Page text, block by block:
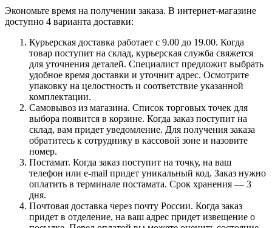
Экономьте время на получении заказа. В интернет-магазине
доступно 4 варианта доставки:
Курьерская доставка работает с 9.00 до 19.00. Когда
товар поступит на склад, курьерская служба свяжется
для уточнения деталей. Специалист предложит выбрать
удобное время доставки и уточнит адрес. Осмотрите
упаковку на целостность и соответствие указанной
комплектации.
Самовывоз из магазина. Список торговых точек для
выбора появится в корзине. Когда заказ поступит на
склад, вам придет уведомление. Для получения заказа
обратитесь к сотруднику в кассовой зоне и назовите
номер.
Постамат. Когда заказ поступит на точку, на ваш
телефон или e-mail придет уникальный код. Заказ нужно
оплатить в терминале постамата. Срок хранения — 3
дня.
Почтовая доставка через почту России. Когда заказ
придет в отделение, на ваш адрес придет извещение о